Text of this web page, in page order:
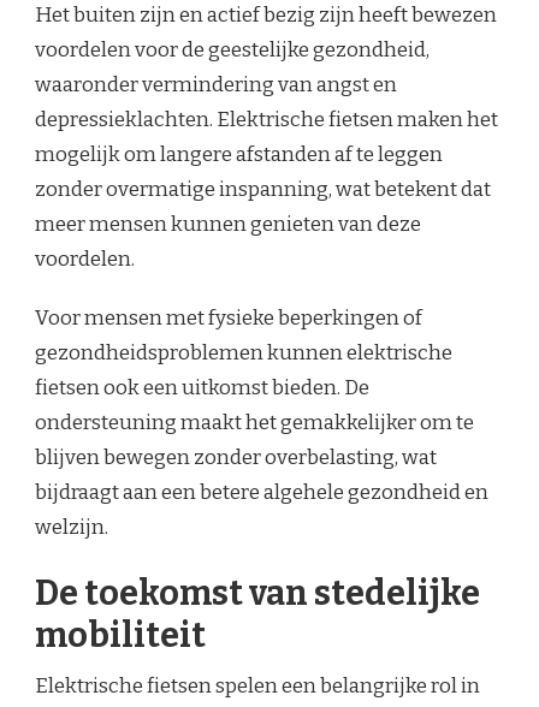
Het buiten zijn en actief bezig zijn heeft bewezen
voordelen voor de geestelijke gezondheid,
waaronder vermindering van angst en
depressieklachten. Elektrische fietsen maken het
mogelijk om langere afstanden af te leggen
zonder overmatige inspanning, wat betekent dat
meer mensen kunnen genieten van deze
voordelen.
Voor mensen met fysieke beperkingen of
gezondheidsproblemen kunnen elektrische
fietsen ook een uitkomst bieden. De
ondersteuning maakt het gemakkelijker om te
blijven bewegen zonder overbelasting, wat
bijdraagt aan een betere algehele gezondheid en
welzijn.
De toekomst van stedelijke
mobiliteit
Elektrische fietsen spelen een belangrijke rol in